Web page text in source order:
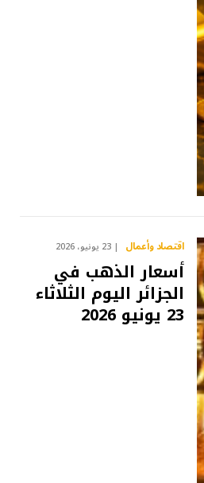
اقتصاد وأعمال 23 يونيو، 2026
أسعار الذهب في
الجزائر اليوم الثلاثاء
23 يونيو 2026